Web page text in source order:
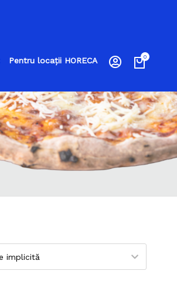
0
Pentru locații HORECA